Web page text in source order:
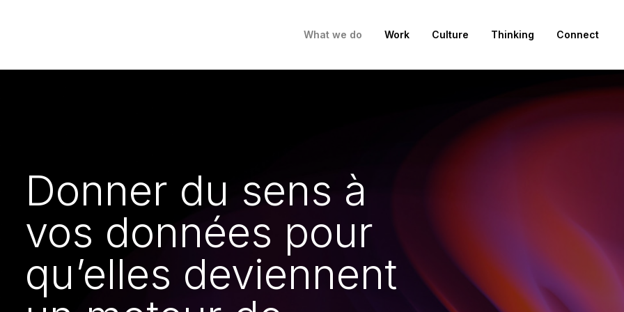
What we do Work Culture Thinking Connect
Donner du sens à
vos données pour
qu’elles deviennent